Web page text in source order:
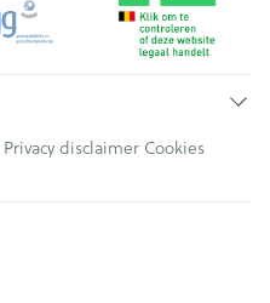
Privacy disclaimer Cookies